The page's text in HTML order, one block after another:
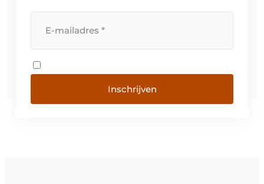
Inschrijven